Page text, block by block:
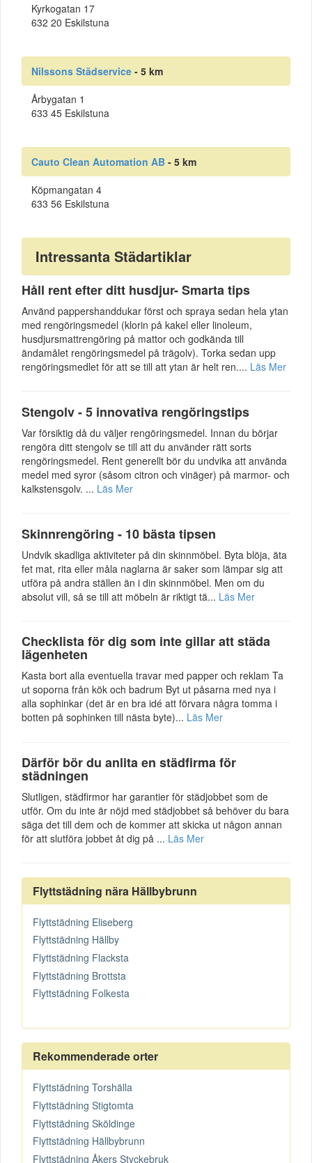
Kyrkogatan 17
632 20 Eskilstuna
Nilssons Städservice - 5 km
Årbygatan 1
633 45 Eskilstuna
Cauto Clean Automation AB - 5 km
Köpmangatan 4
633 56 Eskilstuna
Intressanta Städartiklar
Håll rent efter ditt husdjur- Smarta tips
Använd pappershanddukar först och spraya sedan hela ytan
med rengöringsmedel (klorin på kakel eller linoleum,
husdjursmattrengöring på mattor och godkända till
ändamålet rengöringsmedel på trägolv). Torka sedan upp
rengöringsmedlet för att se till att ytan är helt ren.... Läs Mer
Stengolv - 5 innovativa rengöringstips
Var försiktig då du väljer rengöringsmedel. Innan du börjar
rengöra ditt stengolv se till att du använder rätt sorts
rengöringsmedel. Rent generellt bör du undvika att använda
medel med syror (såsom citron och vinäger) på marmor- och
kalkstensgolv. ... Läs Mer
Skinnrengöring - 10 bästa tipsen
Undvik skadliga aktiviteter på din skinnmöbel. Byta blöja, äta
fet mat, rita eller måla naglarna är saker som lämpar sig att
utföra på andra ställen än i din skinnmöbel. Men om du
absolut vill, så se till att möbeln är riktigt tä... Läs Mer
Checklista för dig som inte gillar att städa
lägenheten
Kasta bort alla eventuella travar med papper och reklam Ta
ut soporna från kök och badrum Byt ut påsarna med nya i
alla sophinkar (det är en bra idé att förvara några tomma i
botten på sophinken till nästa byte)... Läs Mer
Därför bör du anlita en städfirma för
städningen
Slutligen, städfirmor har garantier för städjobbet som de
utför. Om du inte är nöjd med städjobbet så behöver du bara
säga det till dem och de kommer att skicka ut någon annan
för att slutföra jobbet åt dig på ... Läs Mer
Flyttstädning nära Hällbybrunn
Flyttstädning Eliseberg
Flyttstädning Hällby
Flyttstädning Flacksta
Flyttstädning Brottsta
Flyttstädning Folkesta
Rekommenderade orter
Flyttstädning Torshälla
Flyttstädning Stigtomta
Flyttstädning Sköldinge
Flyttstädning Hällbybrunn
Flyttstädning Åkers Styckebruk